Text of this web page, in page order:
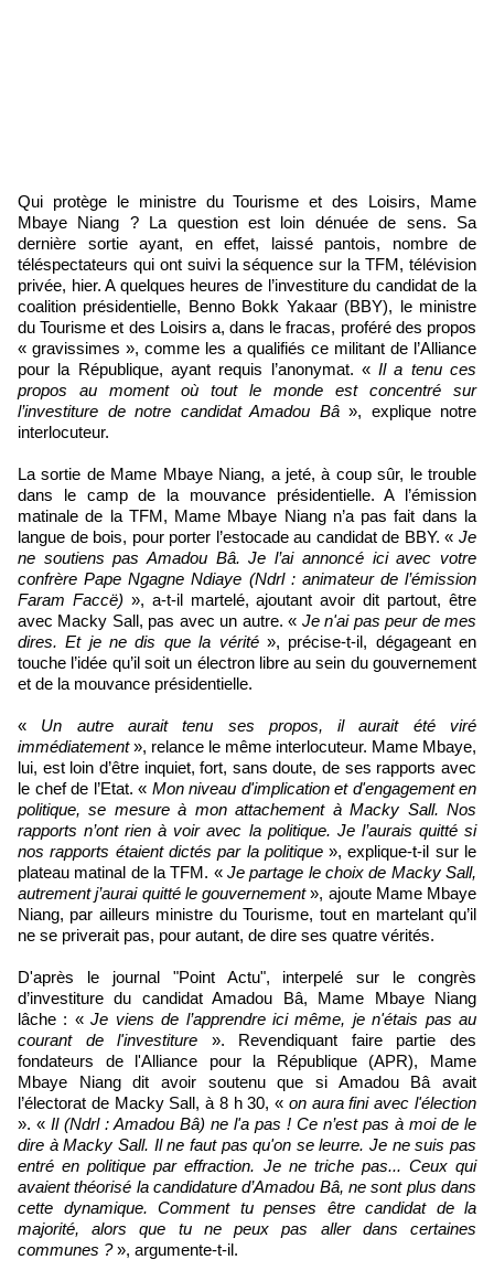
Qui protège le ministre du Tourisme et des Loisirs, Mame
Mbaye Niang ? La question est loin dénuée de sens. Sa
dernière sortie ayant, en effet, laissé pantois, nombre de
téléspectateurs qui ont suivi la séquence sur la TFM, télévision
privée, hier. A quelques heures de l’investiture du candidat de la
coalition présidentielle, Benno Bokk Yakaar (BBY), le ministre
du Tourisme et des Loisirs a, dans le fracas, proféré des propos
« gravissimes », comme les a qualifiés ce militant de l’Alliance
pour la République, ayant requis l’anonymat. «Il a tenu ces
propos au moment où tout le monde est concentré sur
l’investiture de notre candidat Amadou Bâ», explique notre
interlocuteur.
La sortie de Mame Mbaye Niang, a jeté, à coup sûr, le trouble
dans le camp de la mouvance présidentielle. A l’émission
matinale de la TFM, Mame Mbaye Niang n’a pas fait dans la
langue de bois, pour porter l’estocade au candidat de BBY. « Je
ne soutiens pas Amadou Bâ. Je l’ai annoncé ici avec votre
confrère Pape Ngagne Ndiaye (Ndrl : animateur de l’émission
Faram Faccë) », a-t-il martelé, ajoutant avoir dit partout, être
avec Macky Sall, pas avec un autre. « Je n'ai pas peur de mes
dires. Et je ne dis que la vérité », précise-t-il, dégageant en
touche l’idée qu’il soit un électron libre au sein du gouvernement
et de la mouvance présidentielle.
« Un autre aurait tenu ses propos, il aurait été viré
immédiatement», relance le même interlocuteur. Mame Mbaye,
lui, est loin d’être inquiet, fort, sans doute, de ses rapports avec
le chef de l’Etat. « Mon niveau d'implication et d'engagement en
politique, se mesure à mon attachement à Macky Sall. Nos
rapports n’ont rien à voir avec la politique. Je l’aurais quitté si
nos rapports étaient dictés par la politique», explique-t-il sur le
plateau matinal de la TFM. « Je partage le choix de Macky Sall,
autrement j’aurai quitté le gouvernement», ajoute Mame Mbaye
Niang, par ailleurs ministre du Tourisme, tout en martelant qu’il
ne se priverait pas, pour autant, de dire ses quatre vérités.
D'après le journal "Point Actu", interpelé sur le congrès
d’investiture du candidat Amadou Bâ, Mame Mbaye Niang
lâche : «Je viens de l’apprendre ici même, je n'étais pas au
courant de l'investiture ». Revendiquant faire partie des
fondateurs de l'Alliance pour la République (APR), Mame
Mbaye Niang dit avoir soutenu que si Amadou Bâ avait
l’électorat de Macky Sall, à 8 h 30, « on aura fini avec l'élection
». « Il (Ndrl : Amadou Bâ) ne l'a pas ! Ce n’est pas à moi de le
dire à Macky Sall. Il ne faut pas qu'on se leurre. Je ne suis pas
entré en politique par effraction. Je ne triche pas... Ceux qui
avaient théorisé la candidature d’Amadou Bâ, ne sont plus dans
cette dynamique. Comment tu penses être candidat de la
majorité, alors que tu ne peux pas aller dans certaines
communes ?», argumente-t-il.